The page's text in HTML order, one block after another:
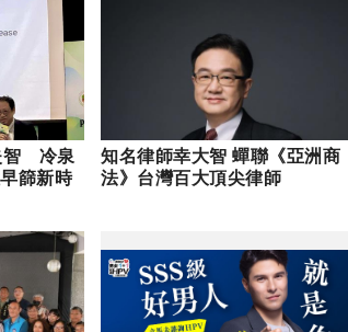
智 冷泉
篩新時
知名律師幸大智 蟬聯《亞洲商
法》台灣百大頂尖律師